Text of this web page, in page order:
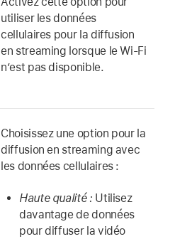
utiliser les données
cellulaires pour la diffusion
en streaming lorsque le Wi-Fi
n’est pas disponible.
Choisissez une option pour la
diffusion en streaming avec
les données cellulaires :
Haute qualité : Utilisez
davantage de données
pour diffuser la vidéo